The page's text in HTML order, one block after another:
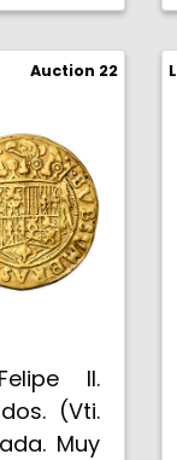
Auction 22
II.
(Vti.
Muy